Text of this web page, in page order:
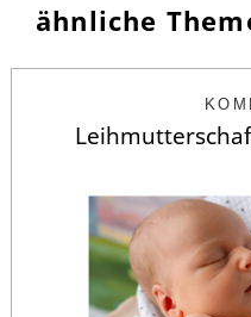
ähnliche